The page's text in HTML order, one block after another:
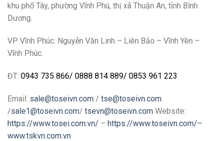
khu phố Tây, phường Vĩnh Phú, thị xã Thuận An, tỉnh Bình
Dương.
VP Vĩnh Phúc: Nguyễn Văn Linh – Liên Bảo – Vĩnh Yên –
Vĩnh Phúc.
ĐT: 0943 735 866/ 0888 814 889/ 0853 961 223
Email: sale@toseivn.com / tse@toseivn.com
/sale1@toseivn.com/ tsevn@toseivn.com Website:
https://www.tosei.com.vn/ – https://www.toseivn.com/–
www.tskvn.com.vn